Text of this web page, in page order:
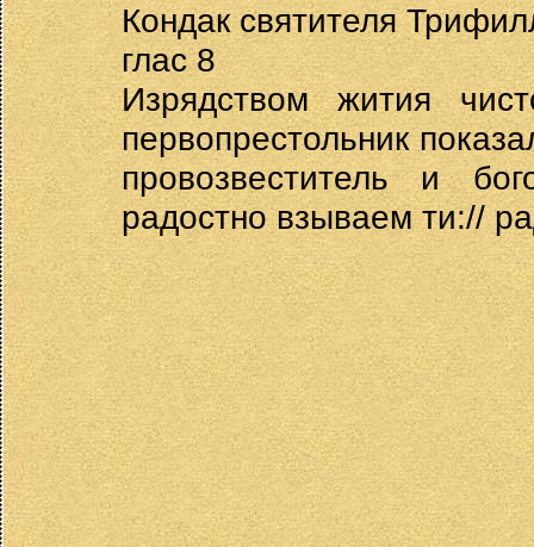
Кондак святителя
глас 8
Изрядством жития
первопрестольник
провозвеститель и
радостно взываем ти://